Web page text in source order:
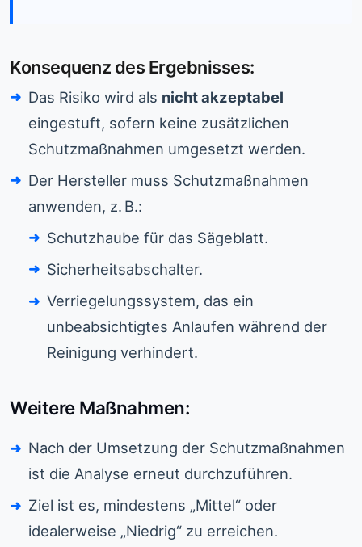
Konsequenz des Ergebnisses:
Das Risiko wird als nicht akzeptabel
eingestuft, sofern keine zusätzlichen
Schutzmaßnahmen umgesetzt werden.
Der Hersteller muss Schutzmaßnahmen
anwenden, z. B.:
Schutzhaube für das Sägeblatt.
Sicherheitsabschalter.
Verriegelungssystem, das ein
unbeabsichtigtes Anlaufen während der
Reinigung verhindert.
Weitere Maßnahmen:
Nach der Umsetzung der Schutzmaßnahmen
ist die Analyse erneut durchzuführen.
Ziel ist es, mindestens „Mittel“ oder
idealerweise „Niedrig“ zu erreichen.